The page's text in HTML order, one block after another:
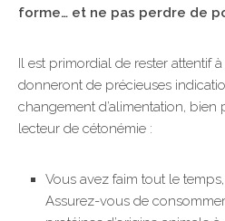
forme… et ne pas perdre de
Il est primordial de rester attentif
donneront de précieuses
changement d’alimentation, bien
lecteur de cétonémie :
Vous avez faim tout le
Assurez-vous de